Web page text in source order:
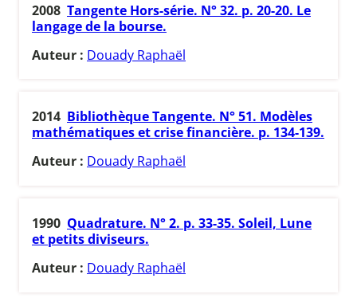
2008 Tangente Hors-série. N° 32. p. 20-20. Le
langage de la bourse.
Auteur : Douady Raphaël
2014 Bibliothèque Tangente. N° 51. Modèles
mathématiques et crise financière. p. 134-139.
Auteur : Douady Raphaël
1990 Quadrature. N° 2. p. 33-35. Soleil, Lune
et petits diviseurs.
Auteur : Douady Raphaël